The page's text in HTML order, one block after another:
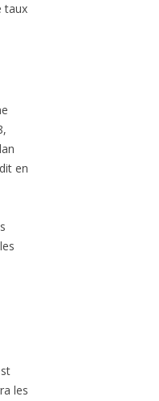
taux
en
les